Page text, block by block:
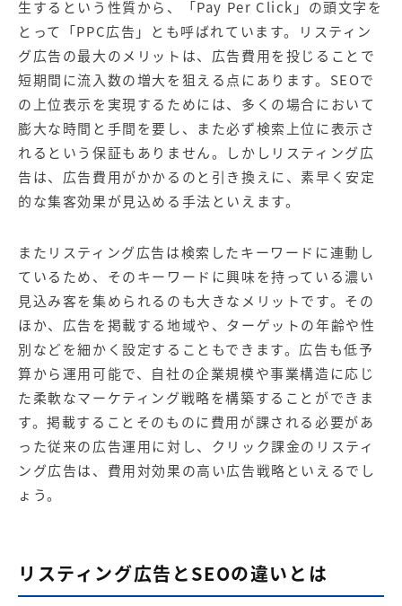
生するという性質から、「Pay Per Click」の頭文字を
とって「PPC広告」とも呼ばれています。リスティン
グ広告の最大のメリットは、広告費用を投じることで
短期間に流入数の増大を狙える点にあります。SEOで
の上位表示を実現するためには、多くの場合において
膨大な時間と手間を要し、また必ず検索上位に表示さ
れるという保証もありません。しかしリスティング広
告は、広告費用がかかるのと引き換えに、素早く安定
的な集客効果が見込める手法といえます。
またリスティング広告は検索したキーワードに連動し
ているため、そのキーワードに興味を持っている濃い
見込み客を集められるのも大きなメリットです。その
ほか、広告を掲載する地域や、ターゲットの年齢や性
別などを細かく設定することもできます。広告も低予
算から運用可能で、自社の企業規模や事業構造に応じ
た柔軟なマーケティング戦略を構築することができま
す。掲載することそのものに費用が課される必要があ
った従来の広告運用に対し、クリック課金のリスティ
ング広告は、費用対効果の高い広告戦略といえるでし
ょう。
リスティング広告とSEOの違いとは